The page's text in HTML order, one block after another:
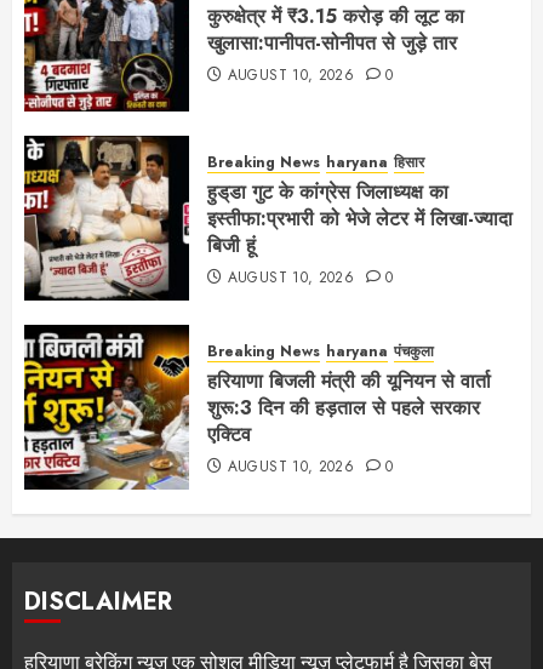
कुरुक्षेत्र में ₹3.15 करोड़ की लूट का
खुलासा:पानीपत-सोनीपत से जुड़े तार
AUGUST 10, 2026 0
Breaking News haryana हिसार
हुड्‌डा गुट के कांग्रेस जिलाध्यक्ष का
इस्तीफा:प्रभारी को भेजे लेटर में लिखा-ज्यादा
बिजी हूं
AUGUST 10, 2026 0
Breaking News haryana पंचकुला
हरियाणा बिजली मंत्री की यूनियन से वार्ता
शुरू:3 दिन की हड़ताल से पहले सरकार
एक्टिव
AUGUST 10, 2026 0
DISCLAIMER
हरियाणा ब्रेकिंग न्यूज़ एक सोशल मीडिया न्यूज़ प्लेटफार्म है जिसका बेस